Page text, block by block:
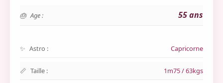
Age : 55 ans
Astro : Capricorne
Taille : 1m75 / 63kgs